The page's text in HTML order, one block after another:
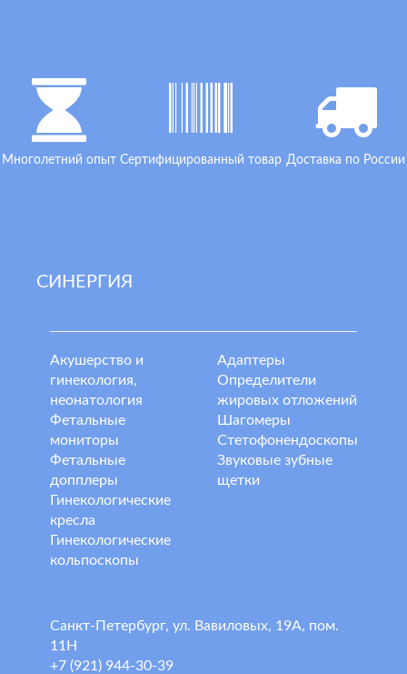
Многолетний опыт Сертифицированный товар Доставка по России
СИНЕРГИЯ
Акушерство и
гинекология,
неонатология
Фетальные
мониторы
Фетальные
допплеры
Гинекологические
кресла
Гинекологические
кольпоскопы
Адаптеры
Определители
жировых отложений
Шагомеры
Стетофонендоскопы
Звуковые зубные
щетки
Санкт-Петербург, ул. Вавиловых, 19А, пом.
11Н
+7 (921) 944-30-39